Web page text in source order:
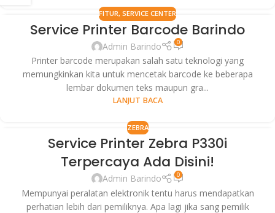
FITUR, SERVICE CENTER
Service Printer Barcode Barindo
Admin Barindo 0
Printer barcode merupakan salah satu teknologi yang
memungkinkan kita untuk mencetak barcode ke beberapa
lembar dokumen teks maupun gra...
LANJUT BACA
ZEBRA
Service Printer Zebra P330i
Terpercaya Ada Disini!
Admin Barindo 0
Mempunyai peralatan elektronik tentu harus mendapatkan
perhatian lebih dari pemiliknya. Apa lagi jika sang pemilik